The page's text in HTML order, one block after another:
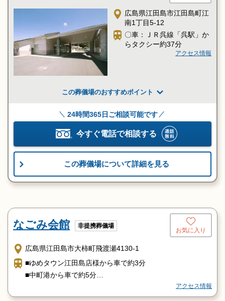
広島県江田島市江田島町江
南1丁目5-12
〇車：ＪＲ呉線「呉駅」か
らタクシー約37分
アクセス情報
この葬儀場のおすすめポイント
24時間365日ご相談可能です
今すぐ電話で相談する
この葬儀場について詳細を見る
なごみ会館 非提携葬儀場
お気に入り
広島県江田島市大柿町飛渡瀬4130-1
■ゆめタウン江田島店様から車で約3分
■中町港から車で約5分
アクセス情報